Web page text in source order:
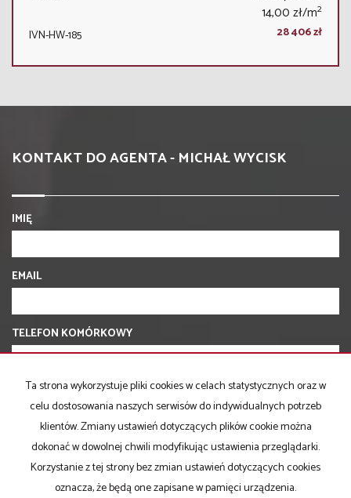
14,00 zł/m2
IVN-HW-185 28 406 zł
KONTAKT DO AGENTA - MICHAŁ WYCISK
IMIĘ
EMAIL
TELEFON KOMÓRKOWY
KOD ZABEZPIECZAJĄCY
WIADOMOŚĆ
Ta strona wykorzystuje pliki cookies w celach statystycznych oraz w
celu dostosowania naszych serwisów do indywidualnych potrzeb
klientów. Zmiany ustawień dotyczących plików cookie można
dokonać w dowolnej chwili modyfikując ustawienia przeglądarki.
Korzystanie z tej strony bez zmian ustawień dotyczących cookies
oznacza, że będą one zapisane w pamięci urządzenia.